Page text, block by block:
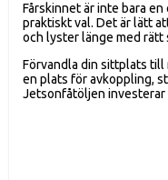
Fårskinnet är inte bara
praktiskt val. Det är lätt
och lyster länge med rätt
Förvandla din sittplats till
en plats för avkoppling,
Jetsonfåtöljen investerar